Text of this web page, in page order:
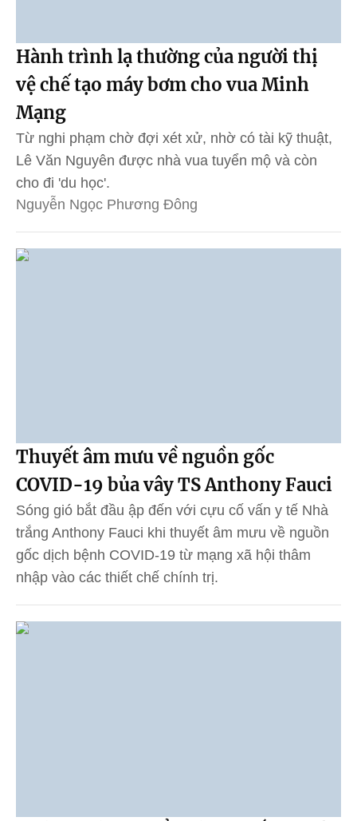
Hành trình lạ thường của người thị
vệ chế tạo máy bơm cho vua Minh
Mạng
Từ nghi phạm chờ đợi xét xử, nhờ có tài kỹ thuật,
Lê Văn Nguyên được nhà vua tuyển mộ và còn
cho đi 'du học'.
Nguyễn Ngọc Phương Đông
Thuyết âm mưu về nguồn gốc
COVID-19 bủa vây TS Anthony Fauci
Sóng gió bắt đầu ập đến với cựu cố vấn y tế Nhà
trắng Anthony Fauci khi thuyết âm mưu về nguồn
gốc dịch bệnh COVID-19 từ mạng xã hội thâm
nhập vào các thiết chế chính trị.